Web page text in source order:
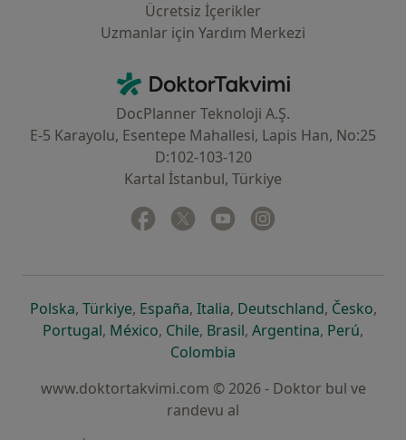
Ücretsiz İçerikler
Uzmanlar için Yardım Merkezi
DoktorTakvimi - Ana Sayfa
DocPlanner Teknoloji A.Ş.
E-5 Karayolu, Esentepe Mahallesi, Lapis Han, No:25
D:102-103-120
Kartal İstanbul, Türkiye
Facebook
yeni bir sekmede açılır
Twitter
yeni bir sekmede açılır
Youtube
yeni bir sekmede açılır
Polskayeni bir sekmede açılır
, Türkiyeyeni bir sekmede açılır
, Españayeni bir sekmede açılır
, Italiayeni bir sekmede açılır
, Deutschlandyeni bir
, Českoyeni
,
Portugalyeni bir sekmede açılır
, Méxicoyeni bir sekmede açılır
, Chileyeni bir sekmede açılır
, Brasilyeni bir sekmede açılır
, Argentinayeni bir
, Perúyeni
,
Colombia
www.doktortakvimi.com © 2026 - Doktor bul ve
randevu al